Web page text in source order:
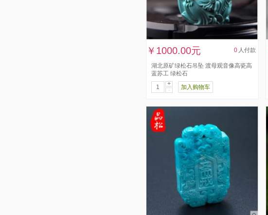
￥1000.00元 0 人付款
湖北原矿绿松石吊坠 渡母观音像高瓷高
蓝苏工 绿松石
+
-
加入购物车